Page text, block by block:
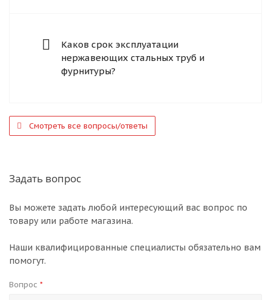
Каков срок эксплуатации
нержавеющих стальных труб и
фурнитуры?
Смотреть все вопросы/ответы
Задать вопрос
Вы можете задать любой интересующий вас вопрос по
товару или работе магазина.
Наши квалифицированные специалисты обязательно вам
помогут.
Вопрос *